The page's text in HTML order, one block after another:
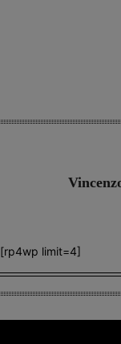
[rp4wp limit=4]